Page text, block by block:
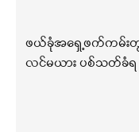
ဖယ်ခုံအရှေ့ဖက်ကမ်း
လင်မယား ပစ်သတ်ခံရ